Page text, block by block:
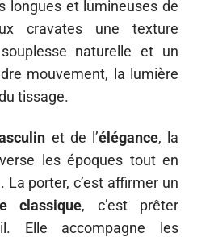
longues et lumineuses de
cravates une texture
naturelle et un
mouvement, la lumière
tissage.
et de l’élégance, la
les époques tout en
porter, c’est affirmer un
classique, c’est prêter
Elle accompagne les